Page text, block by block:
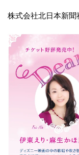
株式会社北日本新聞